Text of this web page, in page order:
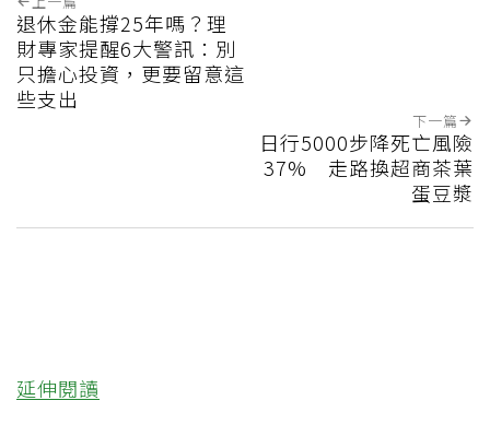
退休金能撐25年嗎？理
財專家提醒6大警訊：別
只擔心投資，更要留意這
些支出
下一篇
日行5000步降死亡風險
37% 走路換超商茶葉
蛋豆漿
延伸閱讀